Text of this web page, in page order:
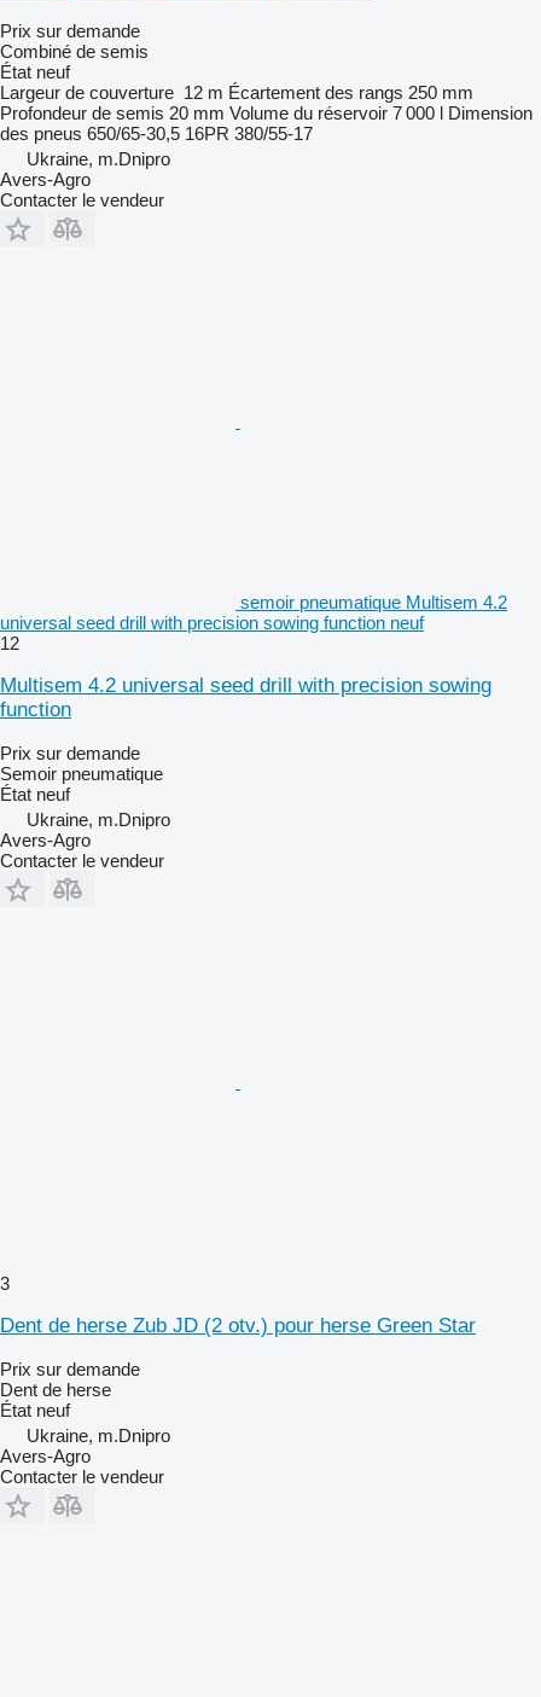
Prix sur demande
Combiné de semis
État neuf
Largeur de couverture 12 m Écartement des rangs 250 mm
Profondeur de semis 20 mm Volume du réservoir 7 000 l Dimension
des pneus 650/65-30,5 16PR 380/55-17
Ukraine, m.Dnipro
Avers-Agro
Contacter le vendeur
semoir pneumatique Multisem 4.2
universal seed drill with precision sowing function neuf
12
Multisem 4.2 universal seed drill with precision sowing
function
Prix sur demande
Semoir pneumatique
État neuf
Ukraine, m.Dnipro
Avers-Agro
Contacter le vendeur
3
Dent de herse Zub JD (2 otv.) pour herse Green Star
Prix sur demande
Dent de herse
État neuf
Ukraine, m.Dnipro
Avers-Agro
Contacter le vendeur